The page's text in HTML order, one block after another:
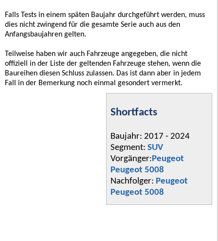
Falls Tests in einem späten Baujahr durchgeführt werden, muss
dies nicht zwingend für die gesamte Serie auch aus den
Anfangsbaujahren gelten.
Teilweise haben wir auch Fahrzeuge angegeben, die nicht
offiziell in der Liste der geltenden Fahrzeuge stehen, wenn die
Baureihen diesen Schluss zulassen. Das ist dann aber in jedem
Fall in der Bemerkung noch einmal gesondert vermerkt.
Shortfacts
Baujahr: 2017 - 2024
Segment: SUV
Vorgänger: Peugeot
Peugeot 5008
Nachfolger: Peugeot
Peugeot 5008